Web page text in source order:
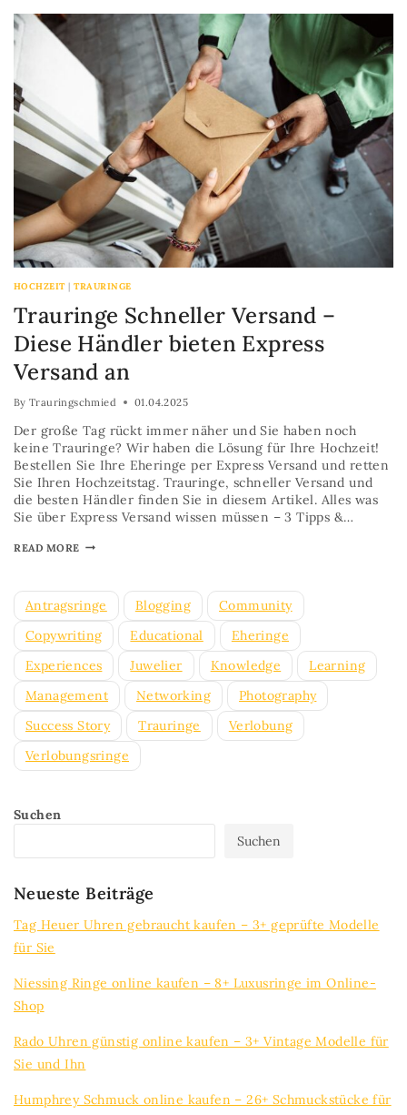
HOCHZEIT|TRAURINGE
Trauringe Schneller Versand –
Diese Händler bieten Express
Versand an
By Trauringschmied 01.04.2025
Der große Tag rückt immer näher und Sie haben noch
keine Trauringe? Wir haben die Lösung für Ihre Hochzeit!
Bestellen Sie Ihre Eheringe per Express Versand und retten
Sie Ihren Hochzeitstag. Trauringe, schneller Versand und
die besten Händler finden Sie in diesem Artikel. Alles was
Sie über Express Versand wissen müssen – 3 Tipps &…
READ MORE
Antragsringe Blogging
Community
Copywriting
Educational
Eheringe
Experiences
Juwelier Knowledge
Learning
Management
Networking
Photography
Success Story
Trauringe
Verlobung
Verlobungsringe
Suchen
Suchen
Neueste Beiträge
Tag Heuer Uhren gebraucht kaufen – 3+ geprüfte Modelle
für Sie
Niessing Ringe online kaufen – 8+ Luxusringe im Online-
Shop
Rado Uhren günstig online kaufen – 3+ Vintage Modelle für
Sie und Ihn
Humphrey Schmuck online kaufen – 26+ Schmuckstücke für